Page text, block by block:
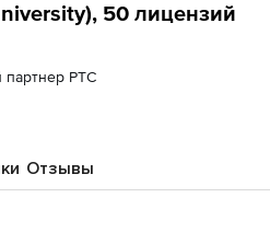
50 лицензий
PTC
Отзывы